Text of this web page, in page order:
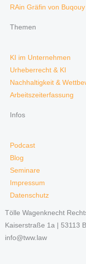
RAin Gräfin von Buqouy
Themen
KI im Unternehmen
Urheberrecht & KI
Nachhaltigkeit &
Arbeitszeiterfassung
Infos
Podcast
Blog
Seminare
Impressum
Datenschutz
Tölle Wagenknecht
Kaiserstraße 1a | 53113
info@tww.law